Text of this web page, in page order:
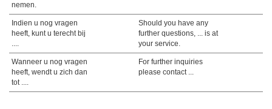
nemen.
Indien u nog vragen
heeft, kunt u terecht bij
....
Should you have any
further questions, ... is at
your service.
Wanneer u nog vragen
heeft, wendt u zich dan
tot ....
For further inquiries
please contact ...